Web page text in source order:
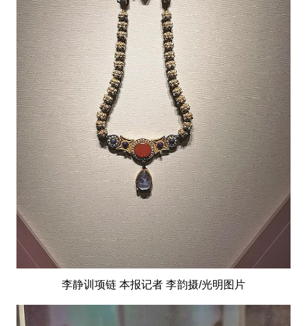
李静训项链 本报记者 李韵摄/光明图片